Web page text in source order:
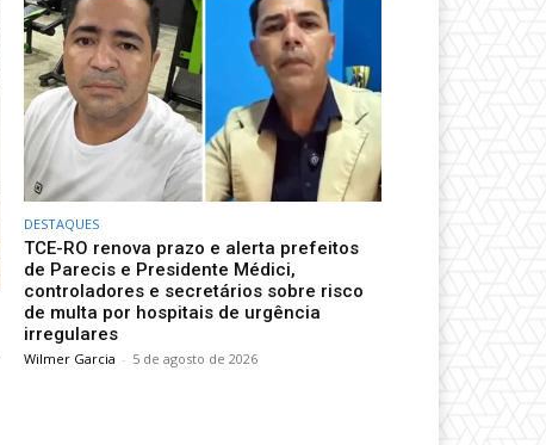
DESTAQUES
TCE-RO renova prazo e alerta prefeitos
de Parecis e Presidente Médici,
controladores e secretários sobre risco
de multa por hospitais de urgência
irregulares
Wilmer Garcia - 5 de agosto de 2026